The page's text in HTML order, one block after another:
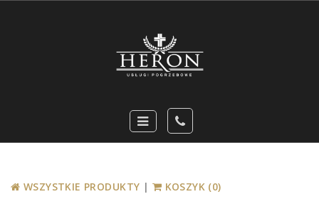
WSZYSTKIE PRODUKTY | KOSZYK (0)